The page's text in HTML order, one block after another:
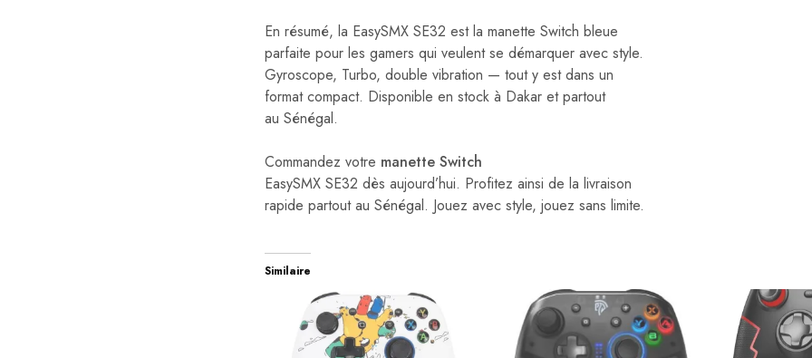
En résumé, la EasySMX SE32 est la manette Switch bleue
parfaite pour les gamers qui veulent se démarquer avec style.
Gyroscope, Turbo, double vibration — tout y est dans un
format compact. Disponible en stock à Dakar et partout
au Sénégal.
Commandez votre manette Switch
EasySMX SE32 dès aujourd’hui. Profitez ainsi de la livraison
rapide partout au Sénégal. Jouez avec style, jouez sans limite.
Similaire